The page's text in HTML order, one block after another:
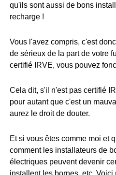
qu'ils sont aussi de bons
recharge !
Vous l'avez compris, c'est
de sérieux de la part de votre
certifié IRVE, vous pouvez
Cela dit, s'il n'est pas certifié
pour autant que c'est un
aurez le droit de douter.
Et si vous êtes comme moi et
comment les installateurs de
électriques peuvent devenir
installent les bornes, etc. Voici